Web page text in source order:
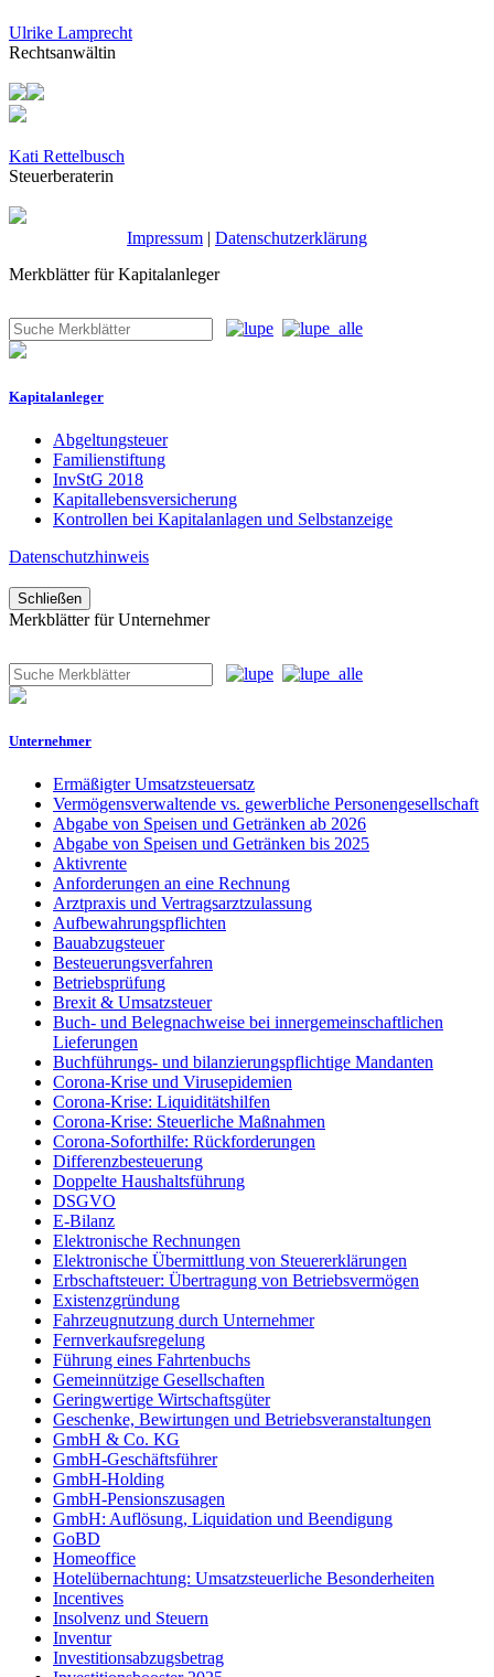
Ulrike Lamprecht
Rechtsanwältin
Kati Rettelbusch
Steuerberaterin
Impressum
Datenschutzerklärung
Merkblätter für Kapitalanleger
Kapitalanleger
Abgeltungsteuer
Familienstiftung
InvStG 2018
Kapitallebensversicherung
Kontrollen bei Kapitalanlagen und Selbstanzeige
Datenschutzhinweis
Schließen
Merkblätter für Unternehmer
Unternehmer
Ermäßigter Umsatzsteuersatz
Vermögensverwaltende vs. gewerbliche Personengesellschaft
Abgabe von Speisen und Getränken ab 2026
Abgabe von Speisen und Getränken bis 2025
Aktivrente
Anforderungen an eine Rechnung
Arztpraxis und Vertragsarztzulassung
Aufbewahrungspflichten
Bauabzugsteuer
Besteuerungsverfahren
Betriebsprüfung
Brexit & Umsatzsteuer
Buch- und Belegnachweise bei innergemeinschaftlichen
Lieferungen
Buchführungs- und bilanzierungspflichtige Mandanten
Corona-Krise und Virusepidemien
Corona-Krise: Liquiditätshilfen
Corona-Krise: Steuerliche Maßnahmen
Corona-Soforthilfe: Rückforderungen
Differenzbesteuerung
Doppelte Haushaltsführung
DSGVO
E-Bilanz
Elektronische Rechnungen
Elektronische Übermittlung von Steuererklärungen
Erbschaftsteuer: Übertragung von Betriebsvermögen
Existenzgründung
Fahrzeugnutzung durch Unternehmer
Fernverkaufsregelung
Führung eines Fahrtenbuchs
Gemeinnützige Gesellschaften
Geringwertige Wirtschaftsgüter
Geschenke, Bewirtungen und Betriebsveranstaltungen
GmbH & Co. KG
GmbH-Geschäftsführer
GmbH-Holding
GmbH-Pensionszusagen
GmbH: Auflösung, Liquidation und Beendigung
GoBD
Homeoffice
Hotelübernachtung: Umsatzsteuerliche Besonderheiten
Incentives
Insolvenz und Steuern
Inventur
Investitionsabzugsbetrag